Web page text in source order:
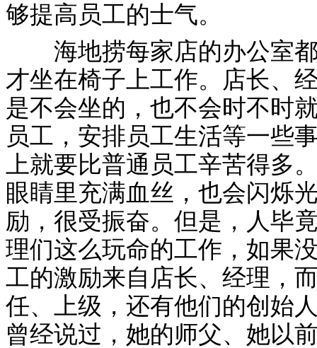
够提高员工的士气。
海地捞每家店的办公室都
才坐在椅子上工作。店长、
是不会坐的，也不会时不时
员工，安排员工生活等一些
上就要比普通员工辛苦得多
眼睛里充满血丝，也会闪烁
励，很受振奋。但是，人毕
理们这么玩命的工作，如果
工的激励来自店长、经理，
任、上级，还有他们的创始
曾经说过，她的师父、她以